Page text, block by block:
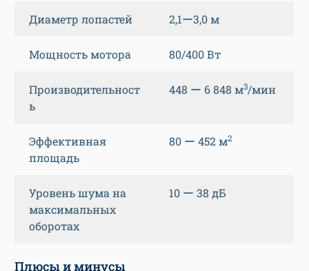
Диаметр лопастей 2,1ー3,0 м
Мощность мотора 80/400 Вт
Производительност
ь
448 ー 6 848 м3/мин
Эффективная
площадь
80 ー 452 м2
Уровень шума на
максимальных
оборотах
10 ー 38 дБ
Плюсы и минусы